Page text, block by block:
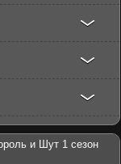
и Шут 1 сезон